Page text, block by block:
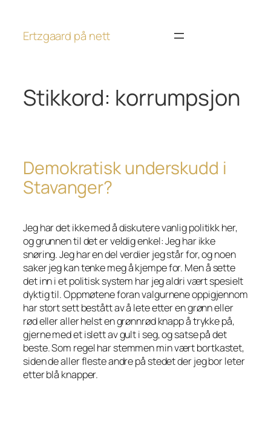
innhold
Ertzgaard på nett
Stikkord: korrumpsjon
Demokratisk underskudd i
Stavanger?
Jeg har det ikke med å diskutere vanlig politikk her,
og grunnen til det er veldig enkel: Jeg har ikke
snøring. Jeg har en del verdier jeg står for, og noen
saker jeg kan tenke meg å kjempe for. Men å sette
det inn i et politisk system har jeg aldri vært spesielt
dyktig til. Oppmøtene foran valgurnene oppigjennom
har stort sett bestått av å lete etter en grønn eller
rød eller aller helst en grønnrød knapp å trykke på,
gjerne med et islett av gult i seg, og satse på det
beste. Som regel har stemmen min vært bortkastet,
siden de aller fleste andre på stedet der jeg bor leter
etter blå knapper.